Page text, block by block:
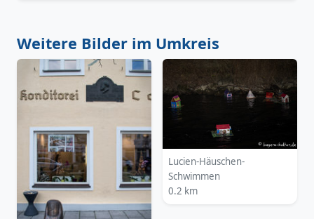
Weitere Bilder im Umkreis
Lucien-Häuschen-
Schwimmen
0.2 km